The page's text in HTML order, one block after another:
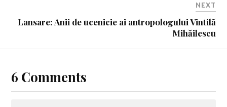
NEXT
Lansare: Anii de ucenicie ai antropologului Vintilă
Mihăilescu
6 Comments